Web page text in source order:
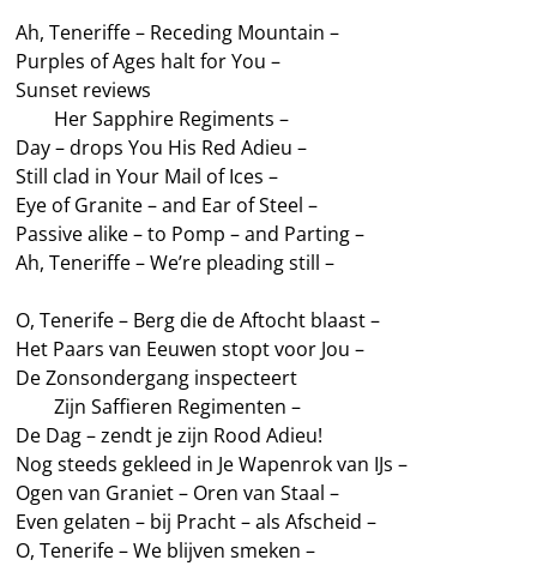
Ah, Teneriffe – Receding Mountain –
Purples of Ages halt for You –
Sunset reviews
Her Sapphire Regiments –
Day – drops You His Red Adieu –
Still clad in Your Mail of Ices –
Eye of Granite – and Ear of Steel –
Passive alike – to Pomp – and Parting –
Ah, Teneriffe – We’re pleading still –
O, Tenerife – Berg die de Aftocht blaast –
Het Paars van Eeuwen stopt voor Jou –
De Zonsondergang inspecteert
——Zijn Saffieren Regimenten –
De Dag – zendt je zijn Rood Adieu!
Nog steeds gekleed in Je Wapenrok van IJs –
Ogen van Graniet – Oren van Staal –
Even gelaten – bij Pracht – als Afscheid –
O, Tenerife – We blijven smeken –